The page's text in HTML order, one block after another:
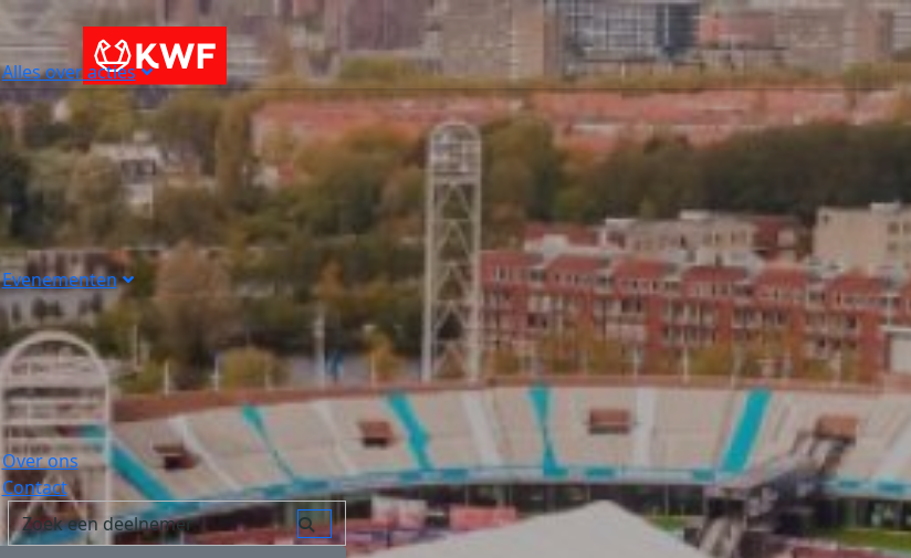
Alles over acties
Evenementen
Over ons
Contact